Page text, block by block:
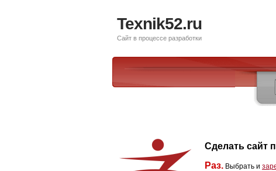
Texnik52.ru
Сайт в процессе разработки
Сделать сайт
Раз. Выбрать и